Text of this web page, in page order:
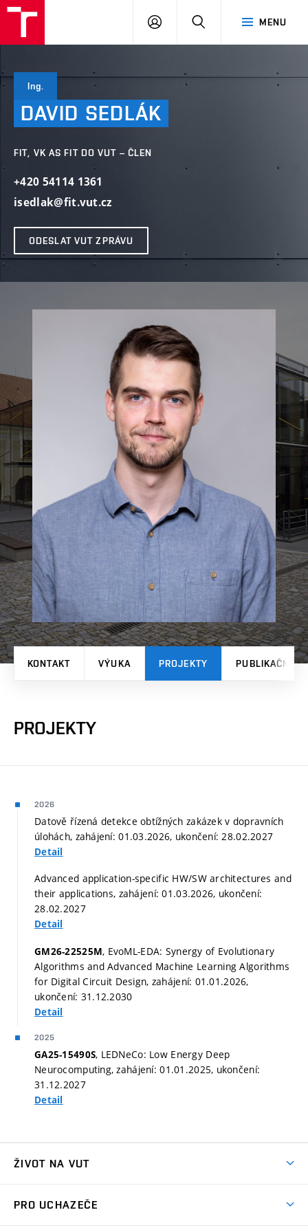
MENU
PŘIHLÁSIT
Ing.
DAVID SEDLÁK
FIT, VK AS FIT DO VUT – ČLEN
+420 54114 1361
isedlak@fit.vut.cz
ODESLAT VUT ZPRÁVU
KONTAKT VÝUKA PROJEKTY PUBLIKAČNÍ
PROJEKTY
2026
Datově řízená detekce obtížných zakázek v dopravních
úlohách, zahájení: 01.03.2026, ukončení: 28.02.2027
Detail
Advanced application-specific HW/SW architectures and
their applications, zahájení: 01.03.2026, ukončení:
28.02.2027
Detail
GM26-22525M, EvoML-EDA: Synergy of Evolutionary
Algorithms and Advanced Machine Learning Algorithms
for Digital Circuit Design, zahájení: 01.01.2026,
ukončení: 31.12.2030
Detail
2025
GA25-15490S, LEDNeCo: Low Energy Deep
Neurocomputing, zahájení: 01.01.2025, ukončení:
31.12.2027
Detail
ŽIVOT NA VUT
PRO UCHAZEČE